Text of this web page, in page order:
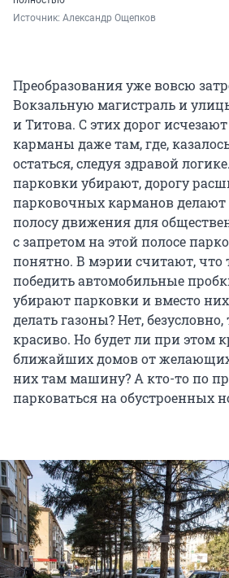
Источник: Александр Ощепков
Преобразования уже вовсю
Вокзальную магистраль и
и Титова. С этих дорог
карманы даже там, где,
остаться, следуя здравой
парковки убирают, дорогу
парковочных карманов
полосу движения для
с запретом на этой полосе
понятно. В мэрии считают, что
победить автомобильные
убирают парковки и вместо
делать газоны? Нет, безусловно,
красиво. Но будет ли при этом
ближайших домов от
них там машину? А кто-то по
парковаться на обустроенных